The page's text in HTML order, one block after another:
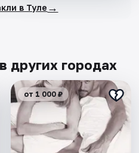
в Туле →
других городах
от 1 000 ₽